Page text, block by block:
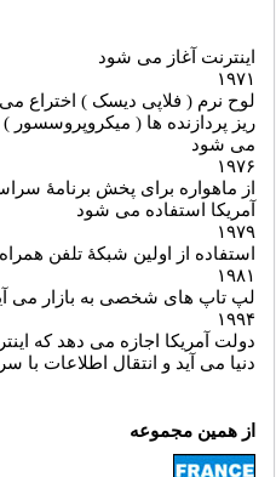
اينترنت آغاز می شود
۱۹۷۱
لوح نرم ( فلاپی ديسک ) اختراع
ريز پردازنده ها ( ميکروپروسسور )
می شود
۱۹۷۶
از ماهواره برای پخش برنامۀ
آمريکا استفاده می شود
۱۹۷۹
استفاده از اولين شبکۀ تلفن
۱۹۸۱
لپ تاپ های شخصی به بازار می
۱۹۹۴
دولت آمريکا اجازه می دهد که
دنيا می آيد و انتقال اطلاعات
از همين مجموعه